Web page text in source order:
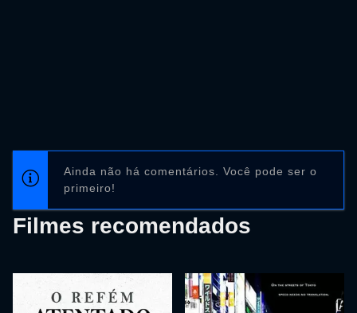
Ainda não há comentários. Você pode ser o
primeiro!
Filmes recomendados